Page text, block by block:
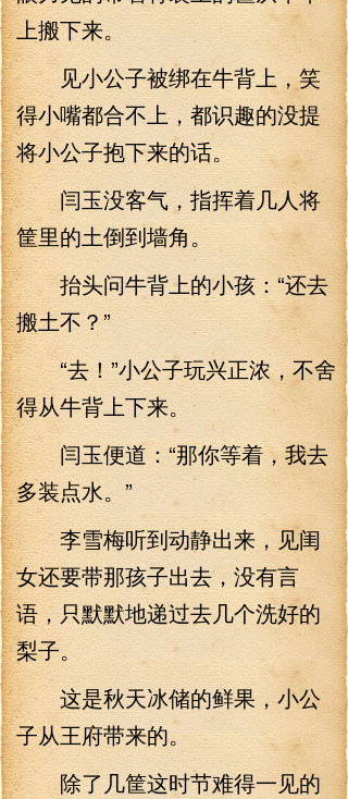
上搬下来。
见小公子被绑在牛背上，笑
得小嘴都合不上，都识趣的没提
将小公子抱下来的话。
闫玉没客气，指挥着几人将
筐里的土倒到墙角。
抬头问牛背上的小孩：“还去
搬土不？”
“去！”小公子玩兴正浓，不舍
得从牛背上下来。
闫玉便道：“那你等着，我去
多装点水。”
李雪梅听到动静出来，见闺
女还要带那孩子出去，没有言
语，只默默地递过去几个洗好的
梨子。
这是秋天冰储的鲜果，小公
子从王府带来的。
除了几筐这时节难得一见的